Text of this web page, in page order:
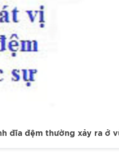
đĩa đệm thường xảy ra ở